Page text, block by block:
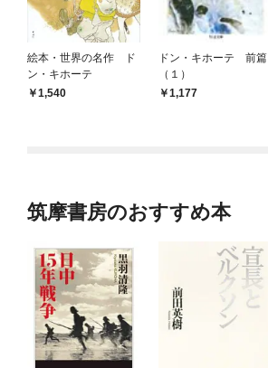
絵本・世界の名作 ド
ン・キホーテ
1,540
ドン・キホーテ 前篇
（１）
1,177
筑摩書房のおすすめ本